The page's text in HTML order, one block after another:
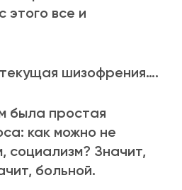
этого все и
шизофрения….
была простая
как можно не
социализм? Значит,
больной.